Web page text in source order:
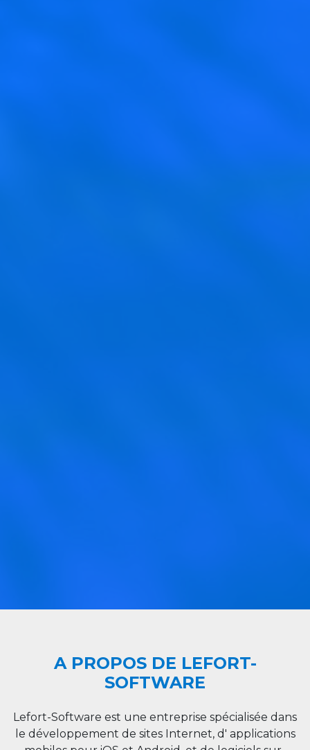
A PROPOS DE LEFORT-
SOFTWARE
Lefort-Software est une entreprise spécialisée dans
le développement de sites Internet, d' applications